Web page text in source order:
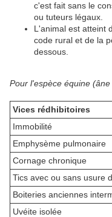
c'est fait sans le
ou tuteurs légaux.
L'animal est atteint
code rural et de la
dessous.
Pour l'espèce équine
Vices rédhibitoires
Immobilité
Emphysème pulmonaire
Cornage chronique
Tics avec ou sans usure
Boiteries anciennes
Uvéite isolée